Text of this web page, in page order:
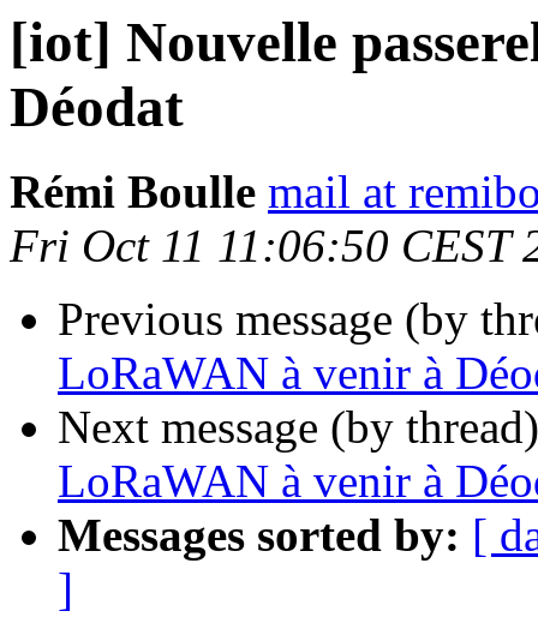
[iot] Nouvelle
Déodat
Rémi Boulle mail at
Fri Oct 11 11:06:50 CEST
Previous message (by
LoRaWAN à venir à
Next message (by
LoRaWAN à venir à
Messages sorted by: [
]